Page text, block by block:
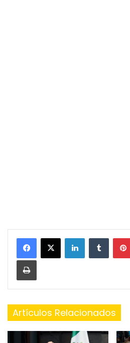
LinkedInTumblr
Print
Artículos Relacionados